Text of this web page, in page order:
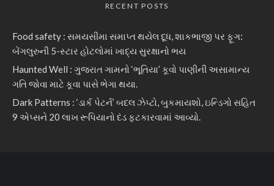
RECENT POSTS
Food safety : સમયસીમા સમાપ્ત થયેલ દૂધ, શાકભાજી પર ફૂગ:
બેંગલુરુની 5-સ્ટાર હોટલોમાં ખાદ્ય સુરક્ષાનો ભય
Haunted Well : ગુજરાત ગામનો ‘ભૂતિયા’ કૂવો પાણીની અસામાન્ય
ગતિ જોવા માટે કૂવા પાસે ભેગા થયા.
Dark Patterns : ‘ડાર્ક પેટર્ન’ બદલ ઝેપ્ટો, બુકમાયશો, ઇન્ડિગો સહિત
9 એપ્સને 20 લાખ રૂપિયાનો દંડ ફટકારવામાં આવ્યો.